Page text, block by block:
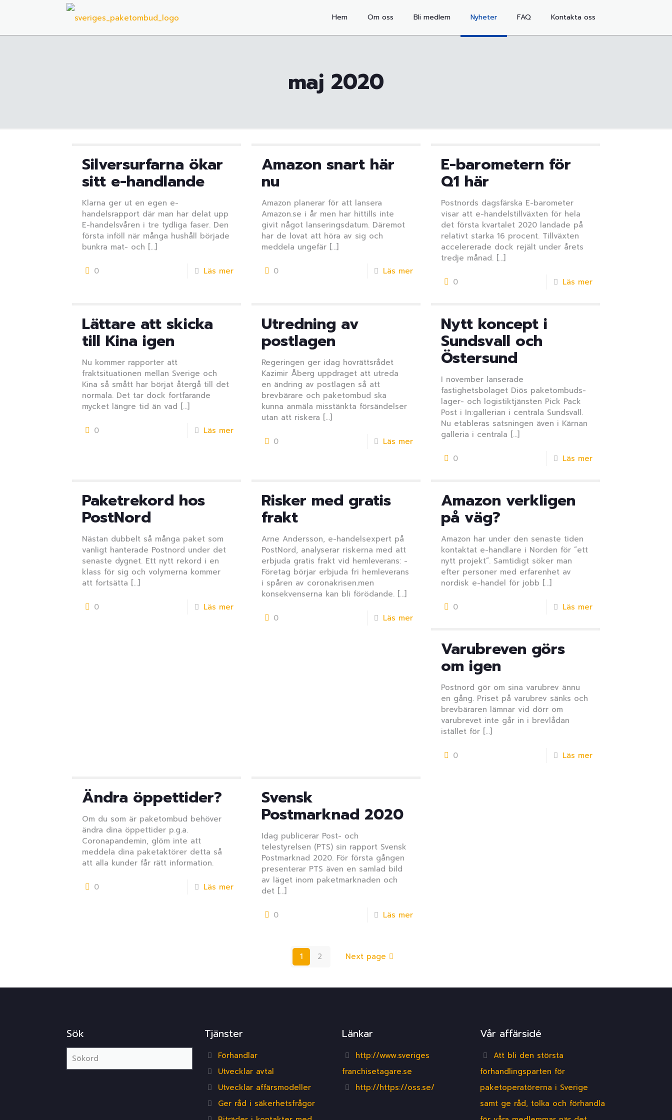
Hem Om oss Bli medlem Nyheter FAQ Kontakta oss
maj 2020
Silversurfarna ökar
sitt e-handlande
Klarna ger ut en egen e-
handelsrapport där man har delat upp
E-handelsvåren i tre tydliga faser. Den
första inföll när många hushåll började
bunkra mat- och […]
0 Läs mer
Amazon snart här
nu
Amazon planerar för att lansera
Amazon.se i år men har hittills inte
givit något lanseringsdatum. Däremot
har de lovat att höra av sig och
meddela ungefär […]
0 Läs mer
E-barometern för
Q1 här
Postnords dagsfärska E-barometer
visar att e-handelstillväxten för hela
det första kvartalet 2020 landade på
relativt starka 16 procent. Tillväxten
accelererade dock rejält under årets
tredje månad. […]
0 Läs mer
Lättare att skicka
till Kina igen
Nu kommer rapporter att
fraktsituationen mellan Sverige och
Kina så smått har börjat återgå till det
normala. Det tar dock fortfarande
mycket längre tid än vad […]
0 Läs mer
Utredning av
postlagen
Regeringen ger idag hovrättsrådet
Kazimir Åberg uppdraget att utreda
en ändring av postlagen så att
brevbärare och paketombud ska
kunna anmäla misstänkta försändelser
utan att riskera […]
0 Läs mer
Nytt koncept i
Sundsvall och
Östersund
I november lanserade
fastighetsbolaget Diös paketombuds-
lager- och logistiktjänsten Pick Pack
Post i In:gallerian i centrala Sundsvall.
Nu etableras satsningen även i Kärnan
galleria i centrala […]
0 Läs mer
Paketrekord hos
PostNord
Nästan dubbelt så många paket som
vanligt hanterade Postnord under det
senaste dygnet. Ett nytt rekord i en
klass för sig och volymerna kommer
att fortsätta […]
0 Läs mer
Risker med gratis
frakt
Arne Andersson, e-handelsexpert på
PostNord, analyserar riskerna med att
erbjuda gratis frakt vid hemleverans: -
Företag börjar erbjuda fri hemleverans
i spåren av coronakrisen.men
konsekvenserna kan bli förödande. […]
0 Läs mer
Amazon verkligen
på väg?
Amazon har under den senaste tiden
kontaktat e-handlare i Norden för ”ett
nytt projekt”. Samtidigt söker man
efter personer med erfarenhet av
nordisk e-handel för jobb […]
0 Läs mer
Varubreven görs
om igen
Postnord gör om sina varubrev ännu
en gång. Priset på varubrev sänks och
brevbäraren lämnar vid dörr om
varubrevet inte går in i brevlådan
istället för […]
0 Läs mer
Ändra öppettider?
Om du som är paketombud behöver
ändra dina öppettider p.g.a.
Coronapandemin, glöm inte att
meddela dina paketaktörer detta så
att alla kunder får rätt information.
0 Läs mer
Svensk
Postmarknad 2020
Idag publicerar Post- och
telestyrelsen (PTS) sin rapport Svensk
Postmarknad 2020. För första gången
presenterar PTS även en samlad bild
av läget inom paketmarknaden och
det […]
0 Läs mer
1 2 Next page
Sök Tjänster
Förhandlar
Utvecklar avtal
Utvecklar affärsmodeller
Ger råd i säkerhetsfrågor
Länkar
http://www.sveriges
franchisetagare.se
http://https://oss.se/
Vår affärsidé
Att bli den största
förhandlingsparten för
paketoperatörerna i Sverige
samt ge råd, tolka och förhandla